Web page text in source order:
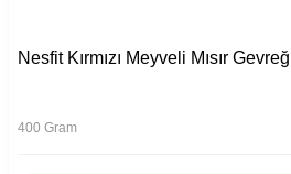
Nesfit Kırmızı Meyveli Mısır
400 Gram